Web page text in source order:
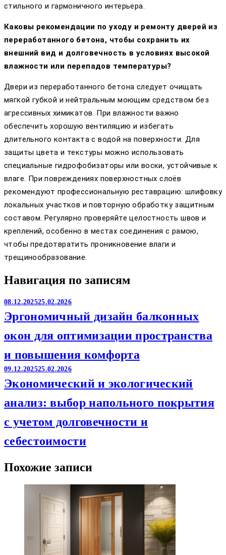
стильного и гармоничного интерьера.
Каковы рекомендации по уходу и ремонту дверей из
переработанного бетона, чтобы сохранить их
внешний вид и долговечность в условиях высокой
влажности или перепадов температуры?
Двери из переработанного бетона следует очищать
мягкой губкой и нейтральным моющим средством без
агрессивных химикатов. При влажности важно
обеспечить хорошую вентиляцию и избегать
длительного контакта с водой на поверхности. Для
защиты цвета и текстуры можно использовать
специальные гидрофобизаторы или воски, устойчивые к
влаге. При повреждениях поверхностных слоёв
рекомендуют профессиональную реставрацию: шлифовку
локальных участков и повторную обработку защитным
составом. Регулярно проверяйте целостность швов и
креплений, особенно в местах соединения с рамою,
чтобы предотвратить проникновение влаги и
трещинообразование.
Навигация по записям
08.12.202525.02.2026
Эргономичный дизайн балконных
окон для оптимизации пространства
и повышения комфорта
09.12.202525.02.2026
Экономический и экологический
анализ: выбор напольного покрытия
с учетом долговечности и
себестоимости
Похожие записи